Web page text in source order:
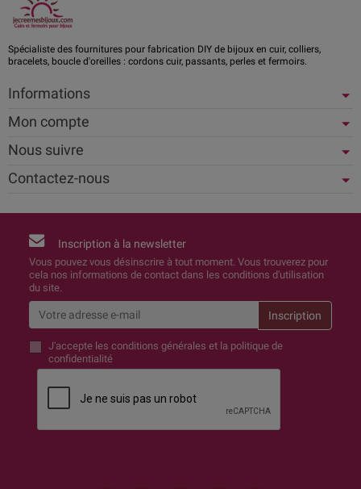
Spécialiste des fournitures pour fabrication DIY de bijoux en cuir, colliers,
bracelets, boucle d'oreilles : cordons cuir, passants, perles et fermoirs.
Informations
Mon compte
Nous suivre
Contactez-nous
Inscription à la newsletter
Vous pouvez vous désinscrire à tout moment. Vous trouverez pour
cela nos informations de contact dans les conditions d'utilisation
du site.
J'accepte les conditions générales et la politique de
confidentialité